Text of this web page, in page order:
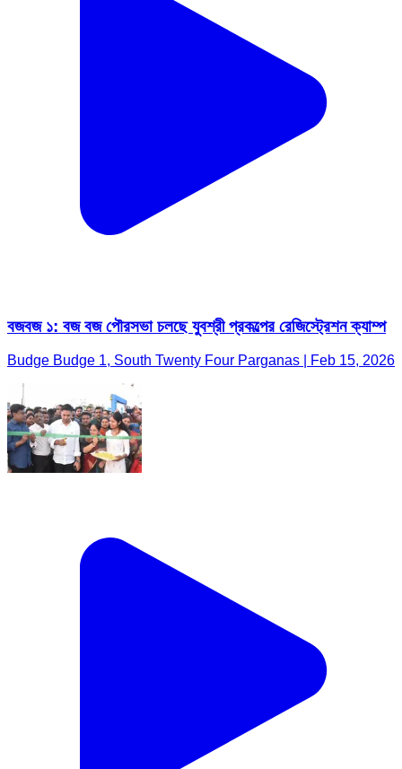
বজবজ ১: বজ বজ পৌরসভা চলছে যুবশ্রী প্রকল্পের রেজিস্ট্রেশন ক্যাম্প
Budge Budge 1, South Twenty Four Parganas | Feb 15, 2026